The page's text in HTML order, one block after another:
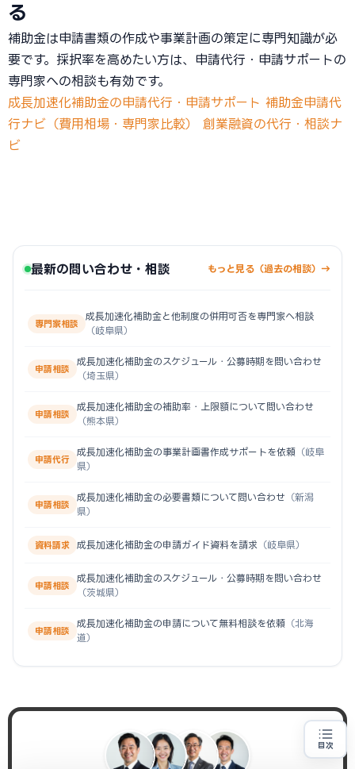
る
補助金は申請書類の作成や事業計画の策定に専門知識が必
要です。採択率を高めたい方は、申請代行・申請サポートの
専門家への相談も有効です。
成長加速化補助金の申請代行・申請サポート 補助金申請代
行ナビ（費用相場・専門家比較）
創業融資の代行・相談ナ
ビ
目次
最新の問い合わせ・相談 もっと見る（過去の相談）→
専門家相談
成長加速化補助金と他制度の併用可否を専門家へ相談
（岐阜県）
申請相談
成長加速化補助金のスケジュール・公募時期を問い合わせ
（埼玉県）
申請相談
成長加速化補助金の補助率・上限額について問い合わせ
（熊本県）
申請代行
成長加速化補助金の事業計画書作成サポートを依頼 （岐阜
県）
申請相談
成長加速化補助金の必要書類について問い合わせ （新潟
県）
資料請求 成長加速化補助金の申請ガイド資料を請求 （岐阜県）
申請相談
成長加速化補助金のスケジュール・公募時期を問い合わせ
（茨城県）
申請相談
成長加速化補助金の申請について無料相談を依頼 （北海
道）
売上100億円を目指す方
専門家に無料相談する お近くの専門家を探す